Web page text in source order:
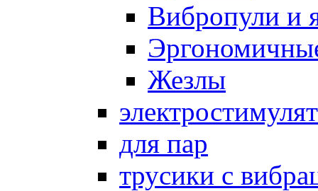
Вибропули и
Жезлы
для пар
трусики с